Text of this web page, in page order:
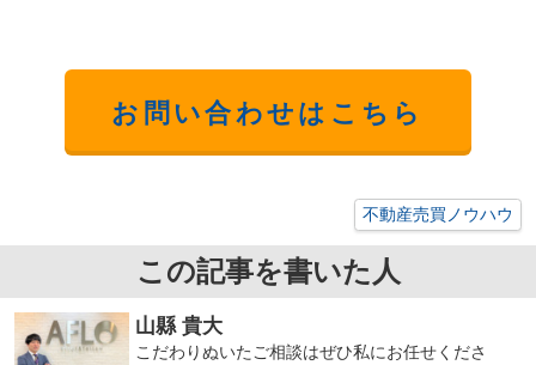
お問い合わせはこちら
不動産売買ノウハウ
この記事を書いた人
山縣 貴大
こだわりぬいたご相談はぜひ私にお任せくださ